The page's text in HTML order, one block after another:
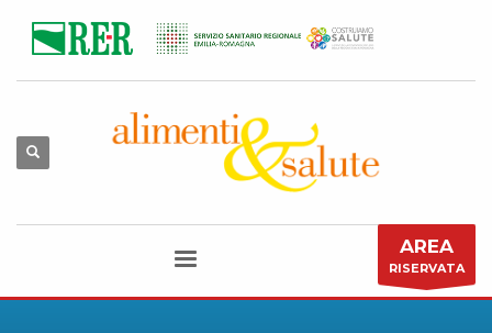
AREA
RISERVATA